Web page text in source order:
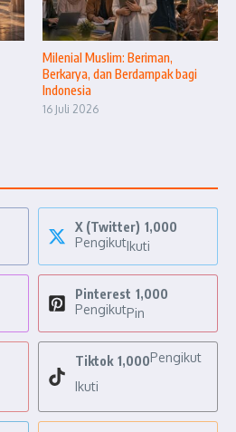
Milenial Muslim: Beriman,
Berkarya, dan Berdampak bagi
Indonesia
16 Juli 2026
X (Twitter) 1,000
PengikutIkuti
Pinterest 1,000
PengikutPin
Tiktok 1,000Pengikut
Ikuti